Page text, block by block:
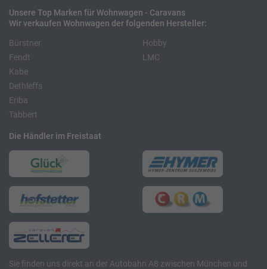
Unsere Top Marken für Wohnwagen - Caravans
Wir verkaufen Wohnwagen der folgenden Hersteller:
Bürstner
Fendt
Kabe
Hobby
LMC
Dethleffs
Eriba
Tabbert
Die Händler im Freistaat
Sie finden uns direkt an der Autobahn A8 zwischen München und